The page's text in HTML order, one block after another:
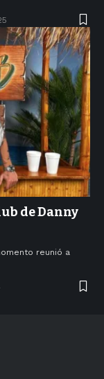
de Danny
reunió a